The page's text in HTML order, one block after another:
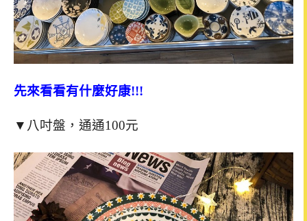
先來看看有什麼好康!!!
▼八吋盤，通通100元